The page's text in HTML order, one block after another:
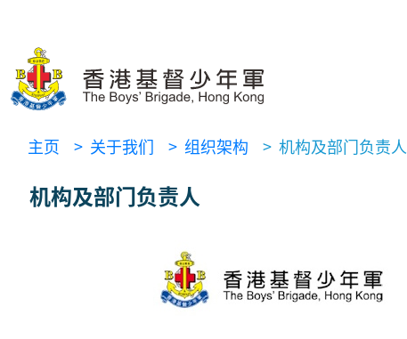
主页 > 关于我们 > 组织架构 > 机构及部门负责人
机构及部门负责人